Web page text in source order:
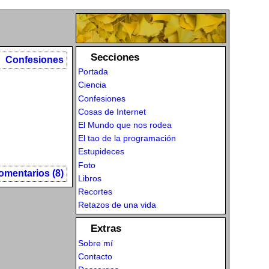
Confesiones
(8)
Secciones
Portada
Ciencia
Confesiones
Cosas de Internet
El Mundo que nos rodea
El tao de la programación
Estupideces
Foto
Libros
Recortes
Retazos de una vida
Extras
Sobre mí
Contacto